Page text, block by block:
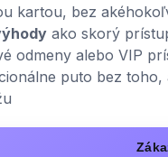
kartou, bez
ako skorý
odmeny alebo VIP
puto bez toho,